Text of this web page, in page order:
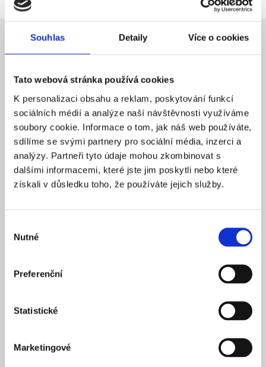
Souhlas Detaily Více o cookies
Tato webová stránka používá cookies
K personalizaci obsahu a reklam, poskytování funkcí
sociálních médií a analýze naší návštěvnosti využíváme
soubory cookie. Informace o tom, jak náš web používáte,
sdílíme se svými partnery pro sociální média, inzerci a
analýzy. Partneři tyto údaje mohou zkombinovat s
dalšími informacemi, které jste jim poskytli nebo které
získali v důsledku toho, že používáte jejich služby.
souhlasu
Nutné
Preferenční
Statistické
Marketingové
NÁZEV SPOLEČNOSTI
SÍDLO
ZALOŽENO 2025
CENA OD * 15 900 Kč
REZERVOVAT
KAPITÁL 20 000 Kč
ZALOŽENO 2025
NÁZEV SPOLEČNOSTI